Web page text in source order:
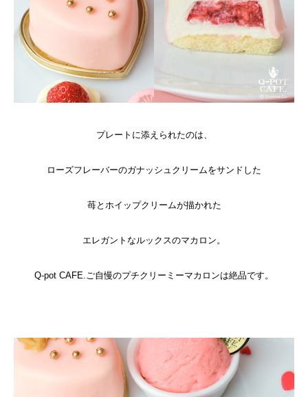
プレートに添えられたのは、
ローズフレーバーのガナッシュクリームをサンドした
苺とホイップクリームが描かれた
エレガントなルックスのマカロン。
Q-pot CAFE.ご自慢のプチクリーミーマカロンは絶品です。